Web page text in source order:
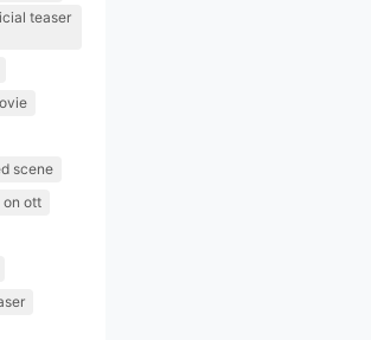
teaser
scene
on ott